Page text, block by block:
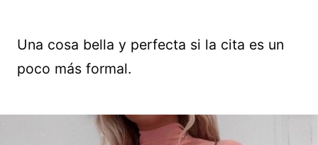
Una cosa bella y perfecta si la cita es un
poco más formal.